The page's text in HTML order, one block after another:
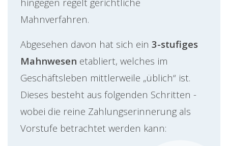
Mahnverfahren.
Abgesehen davon hat sich ein 3-stufiges
Mahnwesen etabliert, welches im
Geschäftsleben mittlerweile „üblich“ ist.
Dieses besteht aus folgenden Schritten -
wobei die reine Zahlungserinnerung als
Vorstufe betrachtet werden kann: